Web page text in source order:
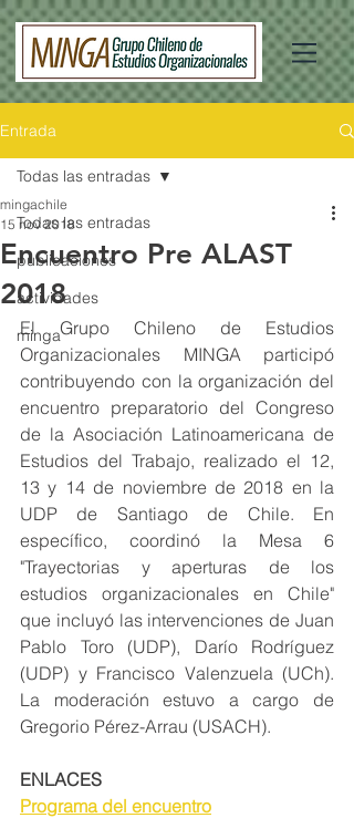
Entrada
Todas las entradas
publicaciones
actividades
minga
Todas las entradas
Encuentro Pre ALAST
2018
mingachile
15 nov 2018
El Grupo Chileno de Estudios
Organizacionales MINGA participó
contribuyendo con la organización del
encuentro preparatorio del Congreso
de la Asociación Latinoamericana de
Estudios del Trabajo, realizado el 12,
13 y 14 de noviembre de 2018 en la
UDP de Santiago de Chile. En
específico, coordinó la Mesa 6
"Trayectorias y aperturas de los
estudios organizacionales en Chile"
que incluyó las intervenciones de Juan
Pablo Toro (UDP), Darío Rodríguez
(UDP) y Francisco Valenzuela (UCh).
La moderación estuvo a cargo de
Gregorio Pérez-Arrau (USACH).
ENLACES
Programa del encuentro